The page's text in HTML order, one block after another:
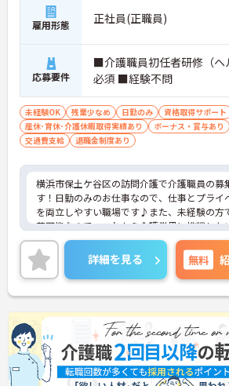
雇用形態 正社員(正職員)
応募要件
■介護職員初任者研修（ヘ
必須 ■経験不問
未経験OK 残業少なめ 日勤のみ 資格取得サポート
産休･育休･介護休暇取得実績あり
ボーナス・賞与あり
交通費支給
退職金制度あり
横浜市保土ケ谷区の訪問介護で介護職員の募
す！日勤のみのお仕事なので、仕事とプライ
を両立しやすい職場です♪また、未経験の方
募可能なので、これから介護業界に挑戦した
う方にピッタリ！ご興味のある方は、面接ポ
をお伝えしますので、お気軽にご連絡くださ
詳細を見る 無料